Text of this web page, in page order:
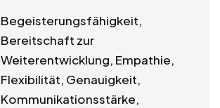
Begeisterungsfähigkeit,
Bereitschaft zur
Weiterentwicklung, Empathie,
Flexibilität, Genauigkeit,
Kommunikationsstärke,